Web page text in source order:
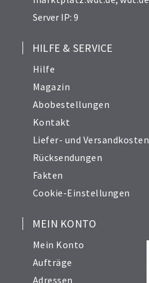
Server IP: 9
HILFE & SERVICE
Hilfe
Magazin
Abobestellungen
Kontakt
Liefer- und Versandkosten
Rücksendungen
Fakten
Cookie-Einstellungen
MEIN KONTO
Mein Konto
Aufträge
Adressen